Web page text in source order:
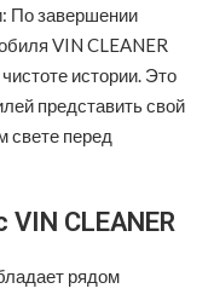
По завершении
VIN CLEANER
истории. Это
представить свой
свете перед
CLEANER
рядом